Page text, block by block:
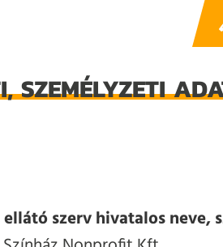
SZEMÉLYZETI
szerv hivatalos